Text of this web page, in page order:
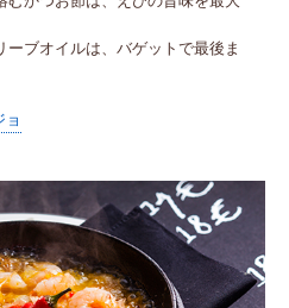
ブオイルは、バゲットで最後ま